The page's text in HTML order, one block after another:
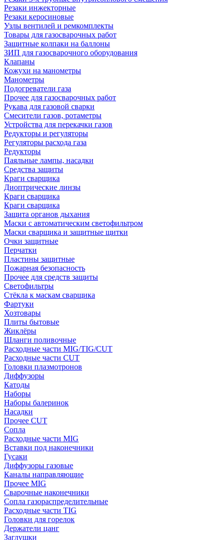
Резаки инжекторные
Резаки керосиновые
Узлы вентилей и ремкомплекты
Товары для газосварочных работ
Защитные колпаки на баллоны
ЗИП для газосварочного оборудования
Клапаны
Кожухи на манометры
Манометры
Подогреватели газа
Прочее для газосварочных работ
Рукава для газовой сварки
Смесители газов, ротаметры
Устройства для перекачки газов
Редукторы и регуляторы
Регуляторы расхода газа
Редукторы
Паяльные лампы, насадки
Средства защиты
Краги сварщика
Диоптрические линзы
Краги сварщика
Краги сварщика
Защита органов дыхания
Маски с автоматическим светофильтром
Маски сварщика и защитные щитки
Очки защитные
Перчатки
Пластины защитные
Пожарная безопасность
Прочее для средств защиты
Светофильтры
Стёкла к маскам сварщика
Фартуки
Хозтовары
Плиты бытовые
Жиклёры
Шланги поливочные
Расходные части MIG/TIG/CUT
Расходные части CUT
Головки плазмотронов
Диффузоры
Катоды
Наборы
Наборы балеринок
Насадки
Прочее CUT
Сопла
Расходные части MIG
Вставки под наконечники
Гусаки
Диффузоры газовые
Каналы направляющие
Прочее MIG
Сварочные наконечники
Сопла газораспределительные
Расходные части TIG
Головки для горелок
Держатели цанг
Заглушки